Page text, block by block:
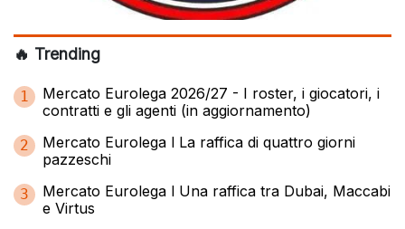
🔥 Trending
1
Mercato Eurolega 2026/27 - I roster, i giocatori, i
contratti e gli agenti (in aggiornamento)
2
Mercato Eurolega l La raffica di quattro giorni
pazzeschi
3
Mercato Eurolega l Una raffica tra Dubai, Maccabi
e Virtus